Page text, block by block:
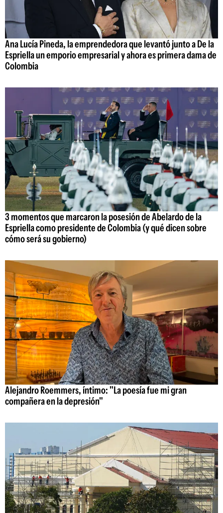
Ana Lucía Pineda, la emprendedora que levantó junto a De la
Espriella un emporio empresarial y ahora es primera dama de
Colombia
3 momentos que marcaron la posesión de Abelardo de la
Espriella como presidente de Colombia (y qué dicen sobre
cómo será su gobierno)
Alejandro Roemmers, íntimo: "La poesía fue mi gran
compañera en la depresión"